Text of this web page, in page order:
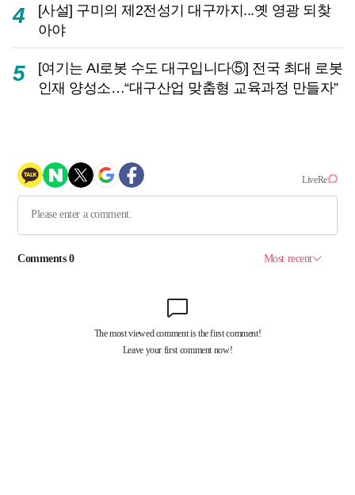
4
[사설] 구미의 제2전성기 대구까지...옛 영광 되찾
아야
5
[여기는 AI로봇 수도 대구입니다⑤] 전국 최대 로봇
인재 양성소…“대구산업 맞춤형 교육과정 만들자”